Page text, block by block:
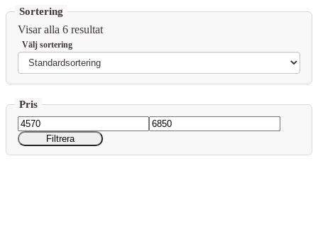
Visar alla 6 resultat
Min
pris
Max
pris
Filtrera